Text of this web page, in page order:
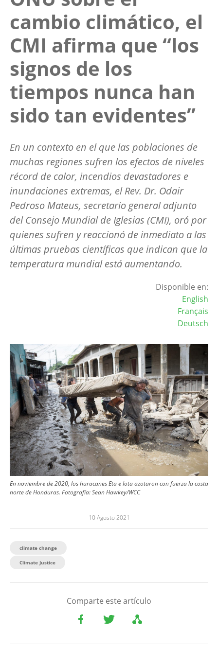
cambio climático, el
CMI afirma que “los
signos de los
tiempos nunca han
sido tan evidentes”
En un contexto en el que las poblaciones de
muchas regiones sufren los efectos de niveles
récord de calor, incendios devastadores e
inundaciones extremas, el Rev. Dr. Odair
Pedroso Mateus, secretario general adjunto
del Consejo Mundial de Iglesias (CMI), oró por
quienes sufren y reaccionó de inmediato a las
últimas pruebas científicas que indican que la
temperatura mundial está aumentando.
Disponible en:
English
Français
Deutsch
Image
En noviembre de 2020, los huracanes Eta e Iota azotaron con fuerza la costa
norte de Honduras. Fotografía:Sean Hawkey/WCC
10 Agosto 2021
climate change
Climate Justice
Comparte este artículo